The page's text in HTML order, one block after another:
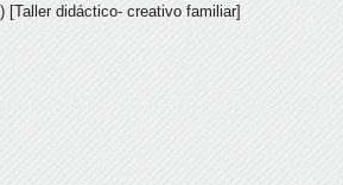
[Taller didáctico- creativo familiar]